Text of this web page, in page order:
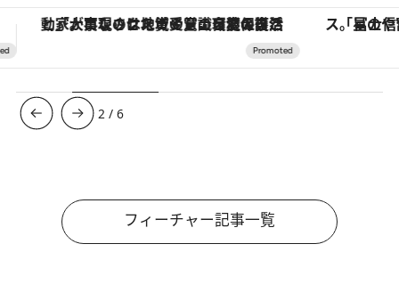
「星のや富士」でデジタルデトックス。冨士信仰の歴史を辿り、心身を調える。 【夏限定ディナーコース】旬を
3 /6
フィーチャー記事一覧